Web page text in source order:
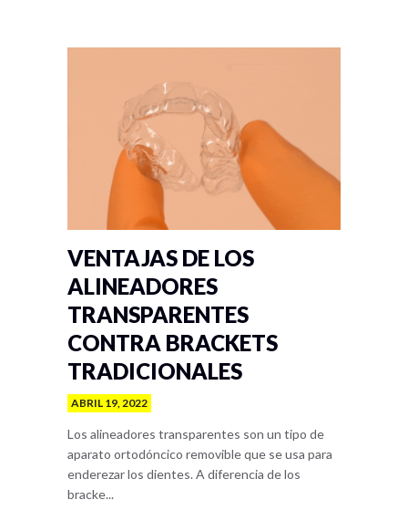
VENTAJAS DE LOS
ALINEADORES
TRANSPARENTES
CONTRA BRACKETS
TRADICIONALES
ABRIL 19, 2022
Los alineadores transparentes son un tipo de
aparato ortodóncico removible que se usa para
enderezar los dientes. A diferencia de los
bracke...